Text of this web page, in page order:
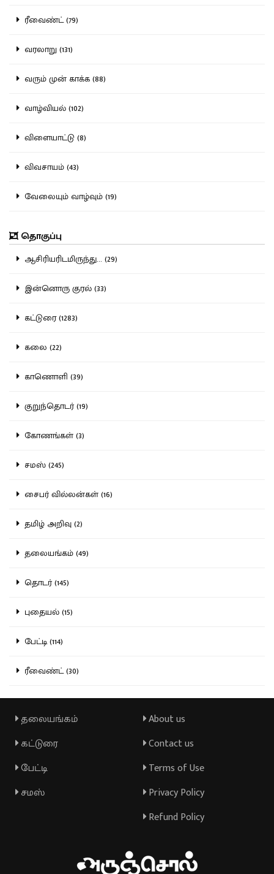
ரீவைண்ட் (79)
வரலாறு (131)
வரும் முன் காக்க (88)
வாழ்வியல் (102)
விளையாட்டு (8)
விவசாயம் (43)
வேலையும் வாழ்வும் (19)
தொகுப்பு
ஆசிரியரிடமிருந்து... (29)
இன்னொரு குரல் (33)
கட்டுரை (1283)
கலை (22)
காணொளி (39)
குறுந்தொடர் (19)
கோணங்கள் (3)
சமஸ் (245)
சைபர் வில்லன்கள் (16)
தமிழ் அறிவு (2)
தலையங்கம் (49)
தொடர் (145)
புதையல் (15)
பேட்டி (114)
ரீவைண்ட் (30)
தலையங்கம்
கட்டுரை
பேட்டி
சமஸ்
About us
Contact us
Terms of Use
Privacy Policy
Refund Policy